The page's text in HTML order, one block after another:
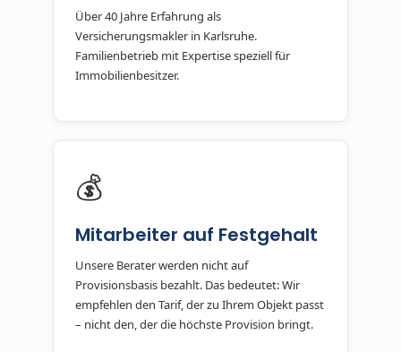
Über 40 Jahre Erfahrung als
Versicherungsmakler in Karlsruhe.
Familienbetrieb mit Expertise speziell für
Immobilienbesitzer.
💰
Mitarbeiter auf Festgehalt
Unsere Berater werden nicht auf
Provisionsbasis bezahlt. Das bedeutet: Wir
empfehlen den Tarif, der zu Ihrem Objekt passt
– nicht den, der die höchste Provision bringt.